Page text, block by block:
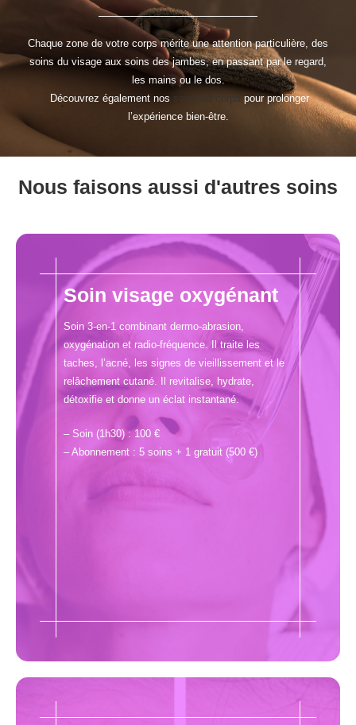
Chaque zone de votre corps mérite une attention particulière, des
soins du visage aux soins des jambes, en passant par le regard,
les mains ou le dos.
Découvrez également nos soins du corps pour prolonger
l’expérience bien-être.
Nous faisons aussi d'autres soins
Soin visage oxygénant
Soin 3-en-1 combinant dermo-abrasion,
oxygénation et radio-fréquence. Il traite les
taches, l’acné, les signes de vieillissement et le
relâchement cutané. Il revitalise, hydrate,
détoxifie et donne un éclat instantané.
– Soin (1h30) : 100 €
– Abonnement : 5 soins + 1 gratuit (500 €)